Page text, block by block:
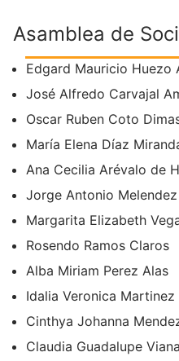
Asamblea de
Edgard Mauricio Huezo
José Alfredo Carvajal
Oscar Ruben Coto
María Elena Díaz
Ana Cecilia Arévalo de
Jorge Antonio
Margarita Elizabeth
Rosendo Ramos Claros
Alba Miriam Perez Alas
Idalia Veronica Martinez
Cinthya Johanna
Claudia Guadalupe